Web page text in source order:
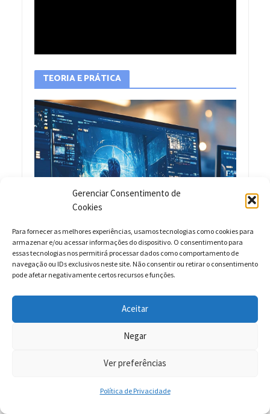
Gerenciar Consentimento de
Cookies
Para fornecer as melhores experiências, usamos tecnologias como cookies para
armazenar e/ou acessar informações do dispositivo. O consentimento para
essas tecnologias nos permitirá processar dados como comportamento de
navegação ou IDs exclusivos neste site. Não consentir ou retirar o consentimento
pode afetar negativamente certos recursos e funções.
Aceitar
Negar
Ver preferências
Política de Privacidade
TEORIA E PRÁTICA